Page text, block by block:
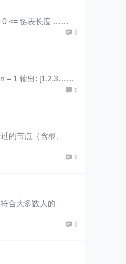
0 <= 链表长度 ……
0
n = 1 输出: [1,2,3……
0
的节点（含根、
0
合大多数人的
0